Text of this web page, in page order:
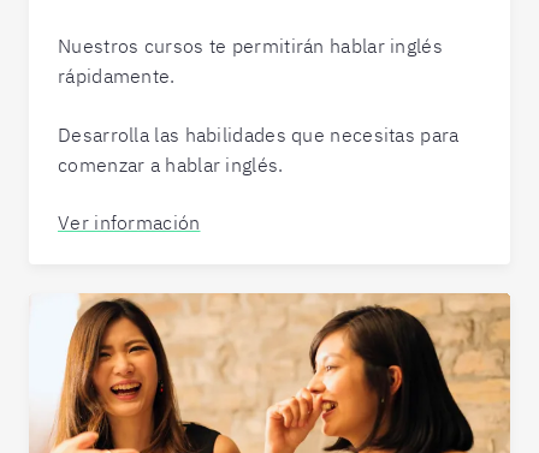
Nuestros cursos te permitirán hablar inglés
rápidamente.
Desarrolla las habilidades que necesitas para
comenzar a hablar inglés.
Ver información